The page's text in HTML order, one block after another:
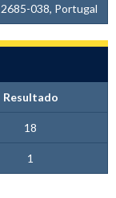
038, Portugal
Resultado
18
1